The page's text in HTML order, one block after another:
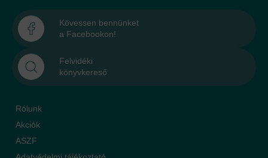
Kövessen bennünket
a Facebookon!
Felvidéki
könyvkereső
Rólunk
Akciók
ASZF